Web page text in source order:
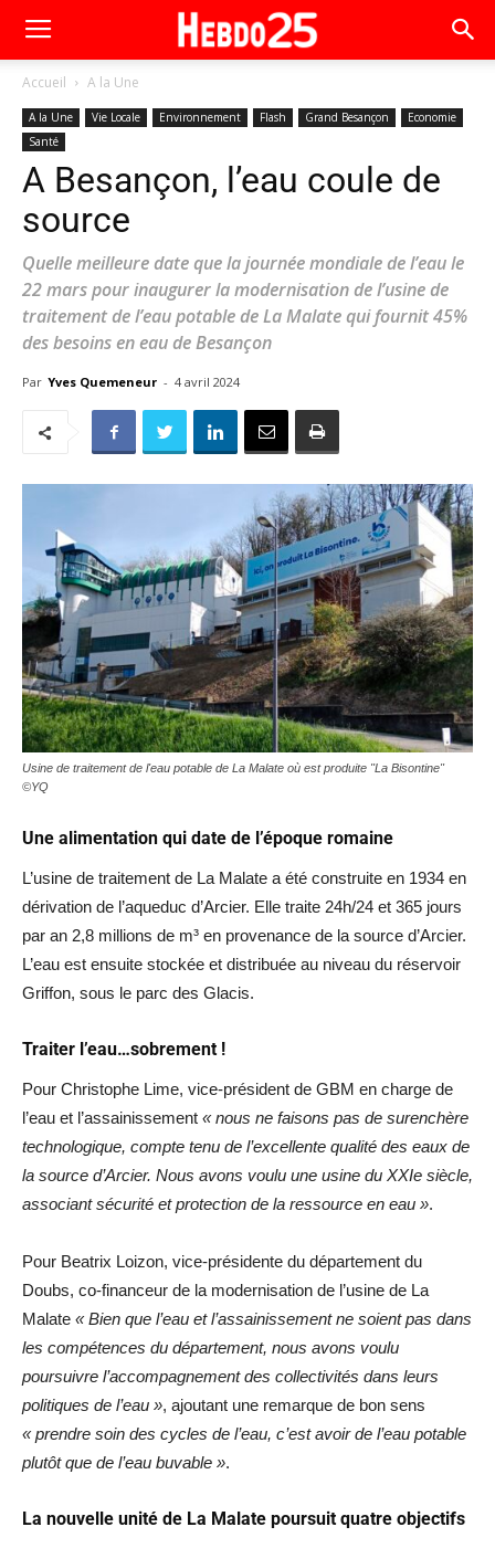
Accueil A la Une
A la Une Vie Locale Environnement Flash Grand Besançon
Economie
Santé
A Besançon, l’eau coule de
source
Quelle meilleure date que la journée mondiale de l’eau le
22 mars pour inaugurer la modernisation de l’usine de
traitement de l’eau potable de La Malate qui fournit 45%
des besoins en eau de Besançon
Par Yves Quemeneur - 4 avril 2024
Usine de traitement de l'eau potable de La Malate où est produite "La Bisontine"
©YQ
Une alimentation qui date de l’époque romaine
L’usine de traitement de La Malate a été construite en 1934 en
dérivation de l’aqueduc d’Arcier. Elle traite 24h/24 et 365 jours
par an 2,8 millions de m³ en provenance de la source d’Arcier.
L’eau est ensuite stockée et distribuée au niveau du réservoir
Griffon, sous le parc des Glacis.
Traiter l’eau…sobrement !
Pour Christophe Lime, vice-président de GBM en charge de
l’eau et l’assainissement « nous ne faisons pas de surenchère
technologique, compte tenu de l’excellente qualité des eaux de
la source d’Arcier. Nous avons voulu une usine du XXIe siècle,
associant sécurité et protection de la ressource en eau ».
Pour Beatrix Loizon, vice-présidente du département du
Doubs, co-financeur de la modernisation de l’usine de La
Malate « Bien que l’eau et l’assainissement ne soient pas dans
les compétences du département, nous avons voulu
poursuivre l’accompagnement des collectivités dans leurs
politiques de l’eau », ajoutant une remarque de bon sens
« prendre soin des cycles de l’eau, c’est avoir de l’eau potable
plutôt que de l’eau buvable ».
La nouvelle unité de La Malate poursuit quatre objectifs